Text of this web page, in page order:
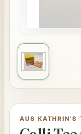
AUS KATHRIN'S